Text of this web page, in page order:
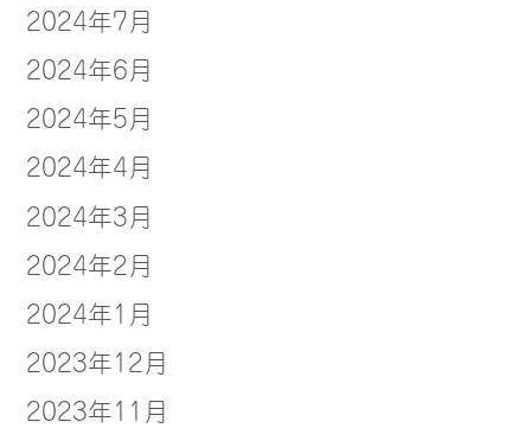
2024年7月
2024年6月
2024年5月
2024年4月
2024年3月
2024年2月
2024年1月
2023年12月
2023年11月